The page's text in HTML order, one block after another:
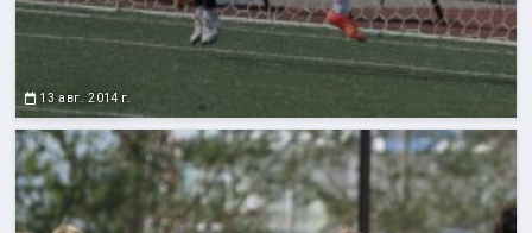
13 авг. 2014 г.